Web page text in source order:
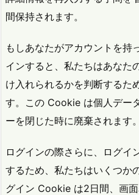
間保持されます。
もしあなたがアカウントを持
インすると、私たちはあなた
け入れられるかを判断するた
す。この Cookie は個人デー
ーを閉じた時に廃棄されます。
ログインの際さらに、ログイ
するため、私たちはいくつか
グイン Cookie は2日間、画